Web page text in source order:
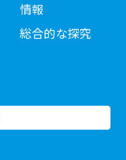
情報
総合的な探究